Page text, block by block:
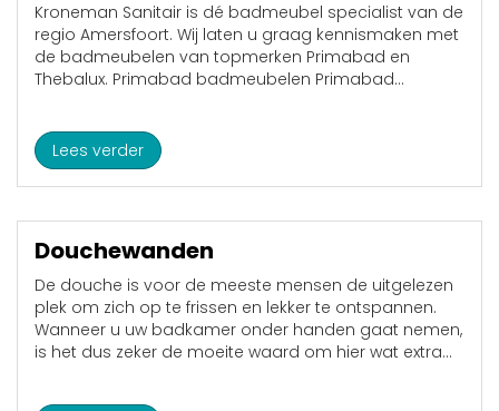
Kroneman Sanitair is dé badmeubel specialist van de
regio Amersfoort. Wij laten u graag kennismaken met
de badmeubelen van topmerken Primabad en
Thebalux.​ Primabad badmeubelen Primabad...
Lees verder
Douchewanden
De douche is voor de meeste mensen de uitgelezen
plek om zich op te frissen en lekker te ontspannen.
Wanneer u uw badkamer onder handen gaat nemen,
is het dus zeker de moeite waard om hier wat extra...